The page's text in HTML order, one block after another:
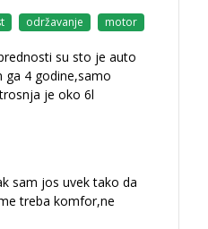
održavanje motor
su sto je auto
ga 4 godine,samo
je oko 6l
sam jos uvek tako da
treba komfor,ne